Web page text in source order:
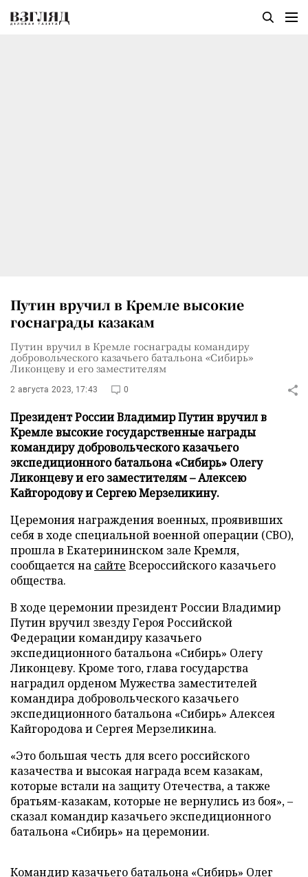
Путин вручил в Кремле высокие
госнаграды казакам
Путин вручил в Кремле госнаграды командиру
добровольческого казачьего батальона «Сибирь»
Ликонцеву и его заместителям
2 августа 2023, 17:43 0
Президент России Владимир Путин вручил в
Кремле высокие государственные награды
командиру добровольческого казачьего
экспедиционного батальона «Сибирь» Олегу
Ликонцеву и его заместителям – Алексею
Кайгородову и Сергею Мерзеликину.
Церемония награждения военных, проявивших
себя в ходе специальной военной операции (СВО),
прошла в Екатерининском зале Кремля,
сообщается на сайте Всероссийского казачьего
общества.
В ходе церемонии президент России Владимир
Путин вручил звезду Героя Российской
Федерации командиру казачьего
экспедиционного батальона «Сибирь» Олегу
Ликонцеву. Кроме того, глава государства
наградил орденом Мужества заместителей
командира добровольческого казачьего
экспедиционного батальона «Сибирь» Алексея
Кайгородова и Сергея Мерзеликина.
«Это большая честь для всего российского
казачества и высокая награда всем казакам,
которые встали на защиту Отечества, а также
братьям-казакам, которые не вернулись из боя», –
сказал командир казачьего экспедиционного
батальона «Сибирь» на церемонии.
Командир казачьего батальона «Сибирь» Олег